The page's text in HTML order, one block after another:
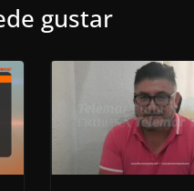
gustar